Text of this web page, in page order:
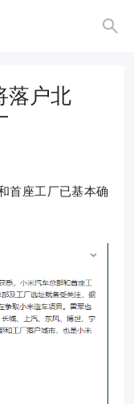
落户北
首座工厂已基本确